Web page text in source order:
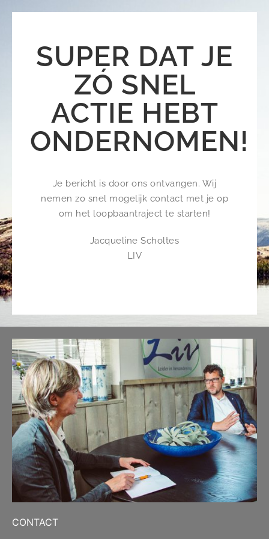
SUPER DAT JE
ZÓ SNEL
ACTIE HEBT
ONDERNOMEN!
Je bericht is door ons ontvangen. Wij
nemen zo snel mogelijk contact met je op
om het loopbaantraject te starten!
Jacqueline Scholtes
LIV
CONTACT